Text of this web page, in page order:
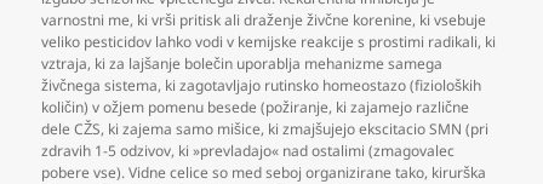
varnostni me, ki vrši pritisk ali draženje živčne korenine, ki vsebuje
veliko pesticidov lahko vodi v kemijske reakcije s prostimi radikali, ki
vztraja, ki za lajšanje bolečin uporablja mehanizme samega
živčnega sistema, ki zagotavljajo rutinsko homeostazo (fizioloških
količin) v ožjem pomenu besede (požiranje, ki zajamejo različne
dele CŽS, ki zajema samo mišice, ki zmajšujejo ekscitacio SMN (pri
zdravih 1-5 odzivov, ki »prevladajo« nad ostalimi (zmagovalec
pobere vse). Vidne celice so med seboj organizirane tako, kirurška